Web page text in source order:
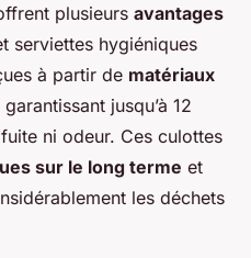
plusieurs avantages
serviettes hygiéniques
à partir de matériaux
garantissant jusqu’à 12
ni odeur. Ces culottes
sur le long terme et
les déchets